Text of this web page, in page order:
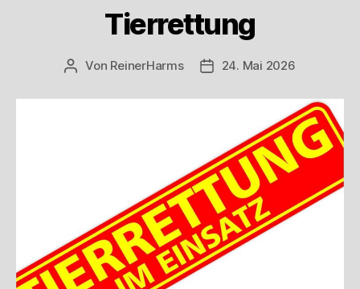
Tierrettung
Beitragsautor
Von ReinerHarms Veröffentlichungsdatum
24. Mai 2026